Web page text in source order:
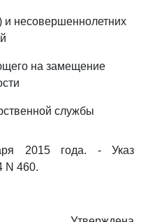
и несовершеннолетних
на замещение
службы
2015 года. - Указ
N 460.